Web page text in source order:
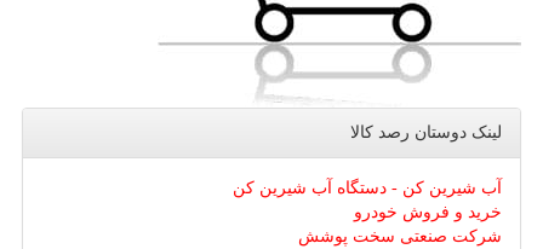
لینک دوستان رصد كالا
آب شیرین کن - دستگاه آب شیرین کن
خرید و فروش خودرو
شرکت صنعتی سخت پوشش